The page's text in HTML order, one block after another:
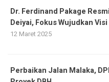
Dr. Ferdinand Pakage
Deiyai, Fokus Wujudkan
12 Maret 2025
Perbaikan Jalan Malaka,